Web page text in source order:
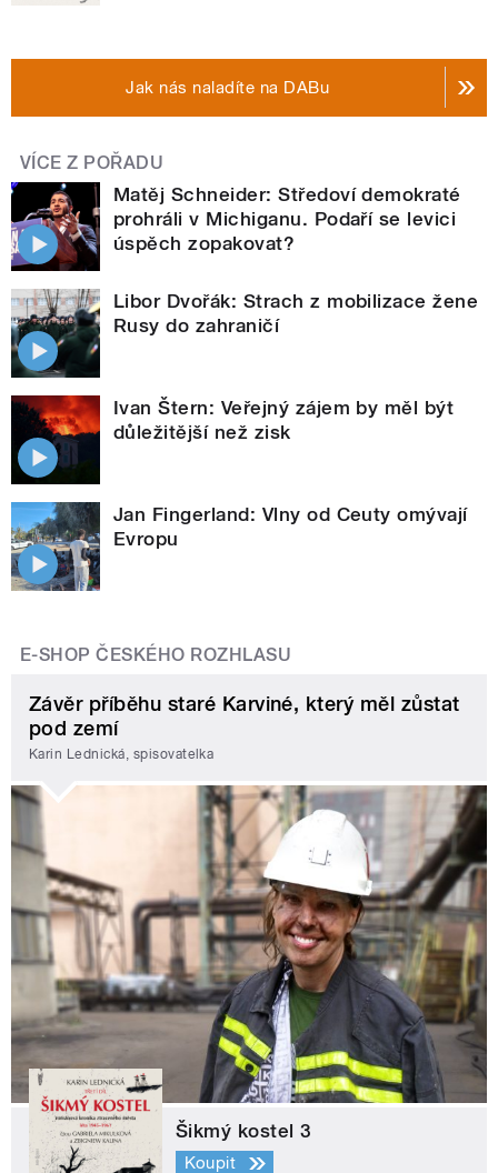
Jak nás naladíte na DABu
VÍCE Z POŘADU
Matěj Schneider: Středoví demokraté
prohráli v Michiganu. Podaří se levici
úspěch zopakovat?
Libor Dvořák: Strach z mobilizace žene
Rusy do zahraničí
Ivan Štern: Veřejný zájem by měl být
důležitější než zisk
Jan Fingerland: Vlny od Ceuty omývají
Evropu
E-SHOP ČESKÉHO ROZHLASU
Závěr příběhu staré Karviné, který měl zůstat
pod zemí
Karin Lednická, spisovatelka
Šikmý kostel 3
Koupit